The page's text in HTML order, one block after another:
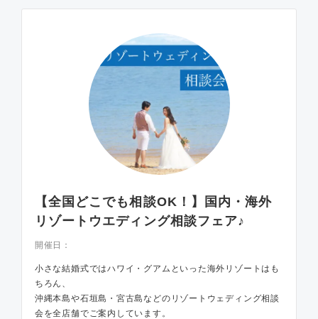
【全国どこでも相談OK！】国内・海外
リゾートウエディング相談フェア♪
開催日：
小さな結婚式ではハワイ・グアムといった海外リゾートはも
ちろん、
沖縄本島や石垣島・宮古島などのリゾートウェディング相談
会を全店舗でご案内しています。